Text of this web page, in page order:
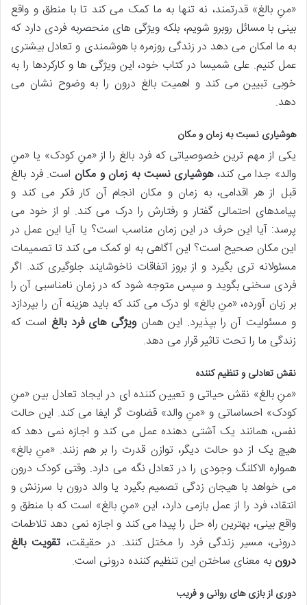
«منِ بالغ» قدرتمند، نه تنها به ما کمک می کند تا با منطق و واقع
بینی با مسائل روبرو شویم، بلکه ویژگی های منحصربه فردی دارد که
به ما امکان می دهد در زندگی روزمره با هوشمندی و تعادل بیشتری
عمل کنیم. علی شمیسا در کتاب خود، این ویژگی ها و کارکردها را به
خوبی تبیین می کند و اهمیت بالغ درون را به وضوح نشان می
دهد.
هوشیاری نسبت به زمان و مکان
یکی از مهم ترین خصوصیاتی که فرد بالغ را از «منِ کودک» یا «منِ
والد» جدا می کند،هوشیاری نسبت به زمان و مکان است. فرد بالغ
قبل از هر اقدامی، به زمان و مکان انجام آن کار فکر می کند و
پیامدهای احتمالی گفتار و رفتارش را درک می کند. او از خود می
پرسد: آیا این حرف در این زمان مناسب است؟ یا آیا این عمل در
این مکان صحیح است؟ این آگاهی به او کمک می کند تا تصمیمات
مسئولانه تری بگیرد و از بروز اتفاقات ناخوشایند جلوگیری کند. اگر
فردی سخنی بگوید و سپس متوجه شود که در زمان نامناسبی آن را
بر زبان آورده، «منِ بالغ» او درک می کند که باید هزینه آن را بپردازد
و مسئولیت آن را بپذیرد. این همانویژگی های فرد بالغ است که
زندگی ما را تحت تاثیر قرار می دهد.
نقش تعادلی و تنظیم کننده
«منِ بالغ» نقش حیاتی و تعیین کننده ای در ایجاد تعادل بین «منِ
کودک» احساساتی و «منِ والد» قضاوت گر ایفا می کند. این حالت
نفس، همانند یک آشتی دهنده عمل می کند و اجازه نمی دهد که
هیچ یک از دو حالت دیگر، توازن قدرت را بر هم زنند. «منِ بالغ»
همواره الاکلنگ وجودی را در تعادل نگه می دارد. وقتی کودک درون
می خواهد با هیجان زدگی تصمیم بگیرد یا والد درون با سرزنش و
انتقاد، فرد را از عمل بازمی دارد، این «منِ بالغ» است که با منطق و
واقع بینی، بهترین راه حل را پیدا می کند و اجازه نمی دهد تلاطمات
درونی، مسیر زندگی فرد را مختل کنند. در حقیقت، تقویت بالغ
درون به معنای ساختن این تنظیم کننده درونی است.
دوری از بازی های روانی و فریب